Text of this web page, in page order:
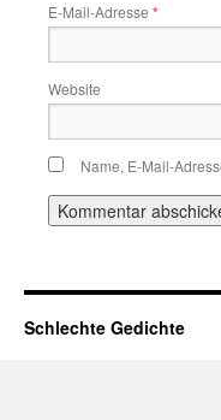
E-Mail-Adresse *
Website
Name, E-Mail-
Schlechte Gedichte